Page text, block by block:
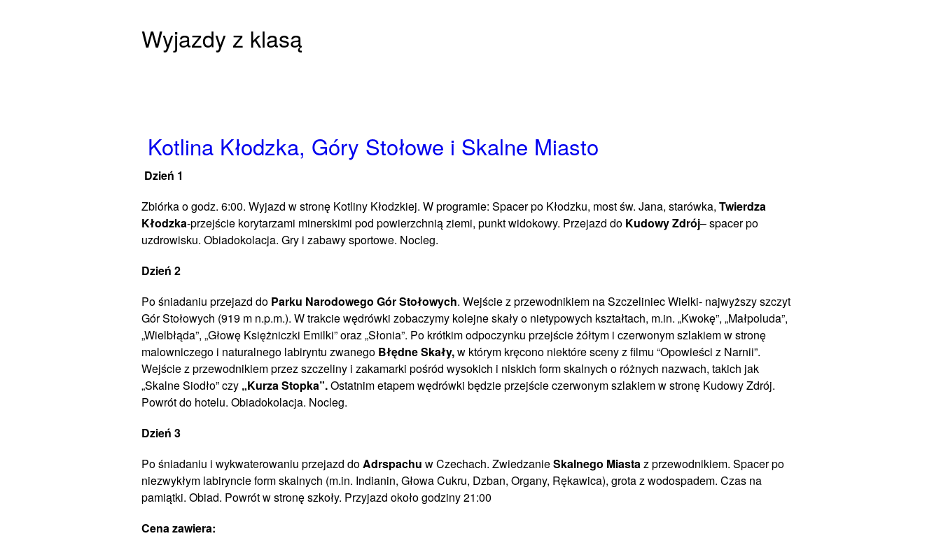
Wyjazdy z klasą
Kotlina Kłodzka, Góry Stołowe i Skalne Miasto
Dzień 1
Zbiórka o godz. 6:00. Wyjazd w stronę Kotliny Kłodzkiej. W programie: Spacer po Kłodzku, most św. Jana, starówka, Twierdza
Kłodzka-przejście korytarzami minerskimi pod powierzchnią ziemi, punkt widokowy. Przejazd do Kudowy Zdrój– spacer po
uzdrowisku. Obiadokolacja. Gry i zabawy sportowe. Nocleg.
Dzień 2
Po śniadaniu przejazd do Parku Narodowego Gór Stołowych. Wejście z przewodnikiem na Szczeliniec Wielki- najwyższy szczyt
Gór Stołowych (919 m n.p.m.). W trakcie wędrówki zobaczymy kolejne skały o nietypowych kształtach, m.in. „Kwokę”, „Małpoluda”,
„Wielbłąda”, „Głowę Księżniczki Emilki” oraz „Słonia”. Po krótkim odpoczynku przejście żółtym i czerwonym szlakiem w stronę
malowniczego i naturalnego labiryntu zwanego Błędne Skały,w którym kręcono niektóre sceny z filmu “Opowieści z Narnii”.
Wejście z przewodnikiem przez szczeliny i zakamarki pośród wysokich i niskich form skalnych o różnych nazwach, takich jak
„Skalne Siodło” czy „Kurza Stopka”.Ostatnim etapem wędrówki będzie przejście czerwonym szlakiem w stronę Kudowy Zdrój.
Powrót do hotelu. Obiadokolacja. Nocleg.
Dzień 3
Po śniadaniu i wykwaterowaniu przejazd doAdrspachu w Czechach. ZwiedzanieSkalnego Miastaz przewodnikiem. Spacer po
niezwykłym labiryncie form skalnych (m.in. Indianin, Głowa Cukru, Dzban, Organy, Rękawica), grota z wodospadem. Czas na
pamiątki. Obiad. Powrót w stronę szkoły. Przyjazd około godziny 21:00
Cena zawiera: